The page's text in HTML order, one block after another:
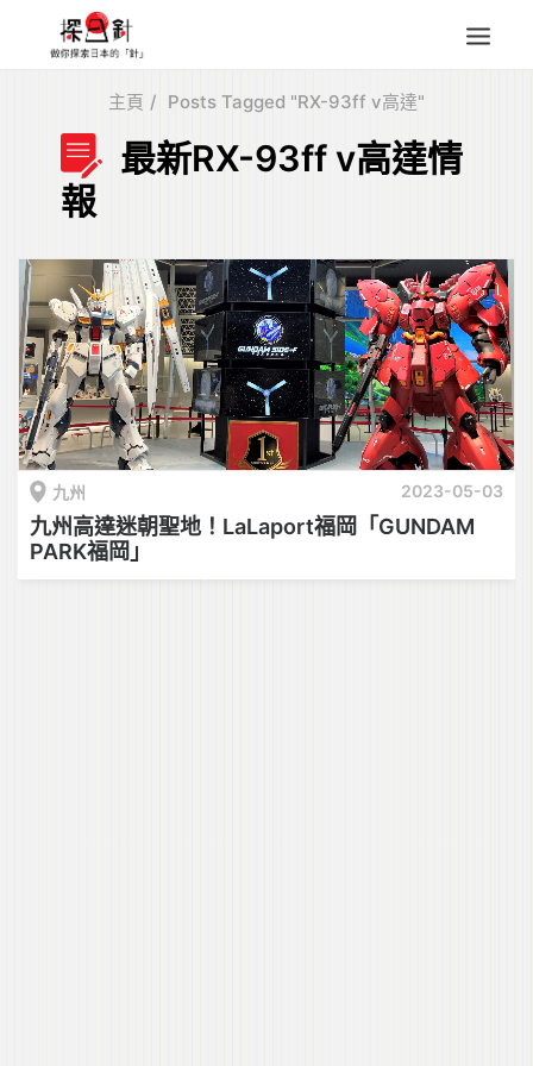
四國
中部
本地情報
東瀛特集
旅遊商品
Search
for:
主頁 Posts Tagged "RX-93ff v高達"
最新RX-93ff v高達情
報
九州 2023-05-03
九州高達迷朝聖地！LaLaport福岡「GUNDAM
PARK福岡」